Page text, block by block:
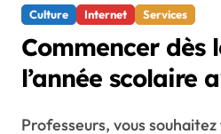
Culture Internet Services
Commencer dès
l’année scolaire
Professeurs, vous souhaitez trouver des élèves ?